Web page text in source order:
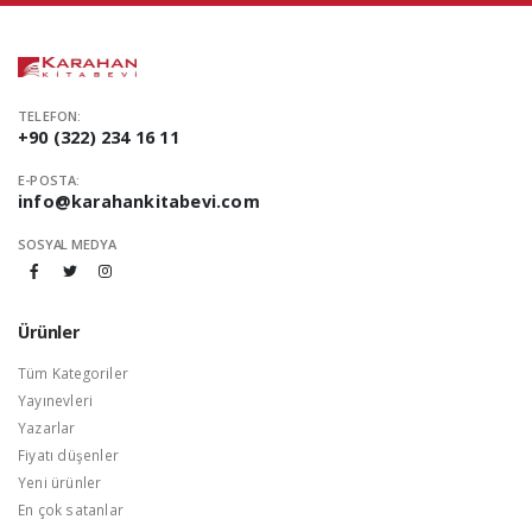
TELEFON:
+90 (322) 234 16 11
E-POSTA:
info@karahankitabevi.com
SOSYAL MEDYA
Ürünler
Tüm Kategoriler
Yayınevleri
Yazarlar
Fiyatı düşenler
Yeni ürünler
En çok satanlar